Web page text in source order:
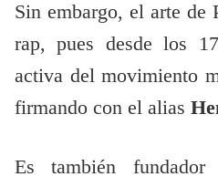
Sin embargo, el arte
rap, pues desde los
activa del movimiento
firmando con el alias
Es también